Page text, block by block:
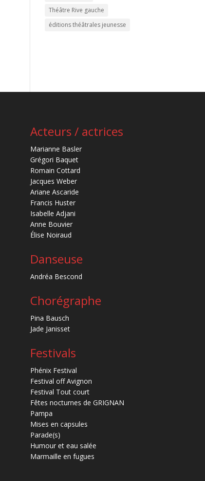
Théâtre Rive gauche
éditions théâtrales jeunesse
Acteurs / actrices
Marianne Basler
Grégori Baquet
Romain Cottard
Jacques Weber
Ariane Ascaride
Francis Huster
Isabelle Adjani
Anne Bouvier
Élise Noiraud
Danseuse
Andréa Bescond
Chorégraphe
Pina Bausch
Jade Janisset
Festivals
Phénix Festival
Festival off Avignon
Festival Tout court
Fêtes nocturnes de GRIGNAN
Pampa
Mises en capsules
Parade(s)
Humour et eau salée
Marmaille en fugues